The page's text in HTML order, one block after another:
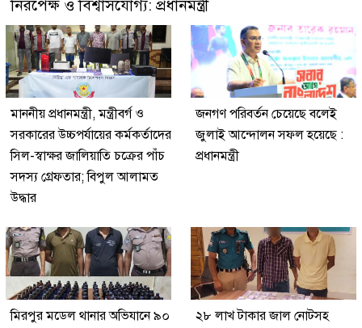
নিরপেক্ষ ও বিশ্বাসযোগ্য: প্রধানমন্ত্রী
মাননীয় প্রধানমন্ত্রী, মন্ত্রীবর্গ ও
সরকারের উচ্চপর্যায়ের কর্মকর্তাদের
সিল-স্বাক্ষর জালিয়াতি চক্রের পাঁচ
সদস্য গ্রেফতার; বিপুল আলামত
উদ্ধার
জনগণ পরিবর্তন চেয়েছে বলেই
জুলাই আন্দোলন সফল হয়েছে :
প্রধানমন্ত্রী
মিরপুর মডেল থানার অভিযানে ৯০
২৮ লাখ টাকার জাল নোটসহ